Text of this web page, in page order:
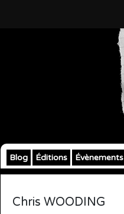
Blog Éditions Évènements
Chris WOODING